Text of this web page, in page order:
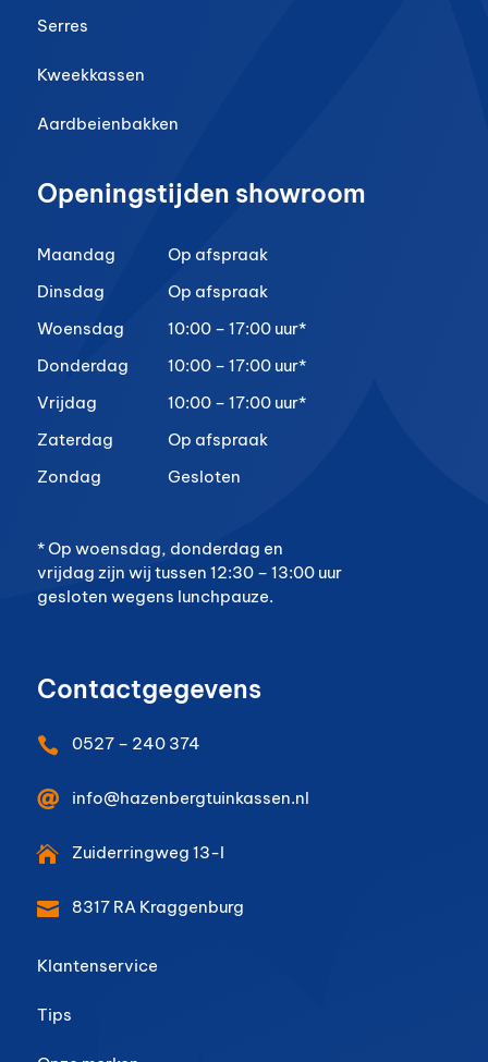
Serres
Kweekkassen
Aardbeienbakken
Openingstijden showroom
Maandag
Op afspraak
Dinsdag
Op afspraak
Woensdag
10:00 – 17:00 uur*
Donderdag
10:00 – 17:00 uur*
Vrijdag
10:00 – 17:00 uur*
Zaterdag
Op afspraak
Zondag
Gesloten
* Op woensdag, donderdag en
vrijdag zijn wij tussen 12:30 – 13:00 uur
gesloten wegens lunchpauze.
Contactgegevens
 0527 – 240 374
 info@hazenbergtuinkassen.nl
 Zuiderringweg 13-I
 8317 RA Kraggenburg
Klantenservice
Tips